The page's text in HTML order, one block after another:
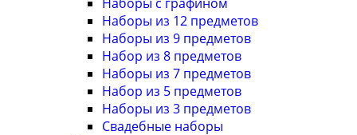
Наборы из 12 предметов
Наборы из 9 предметов
Набор из 8 предметов
Наборы из 7 предметов
Набор из 5 предметов
Наборы из 3 предметов
Свадебные наборы